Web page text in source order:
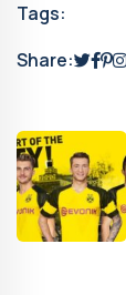
Tags:
Share: